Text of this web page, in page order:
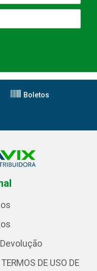
Boletos
DE USO DE